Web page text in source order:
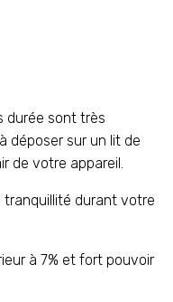
durée sont très
déposer sur un lit de
de votre appareil.
tranquillité durant votre
à 7% et fort pouvoir